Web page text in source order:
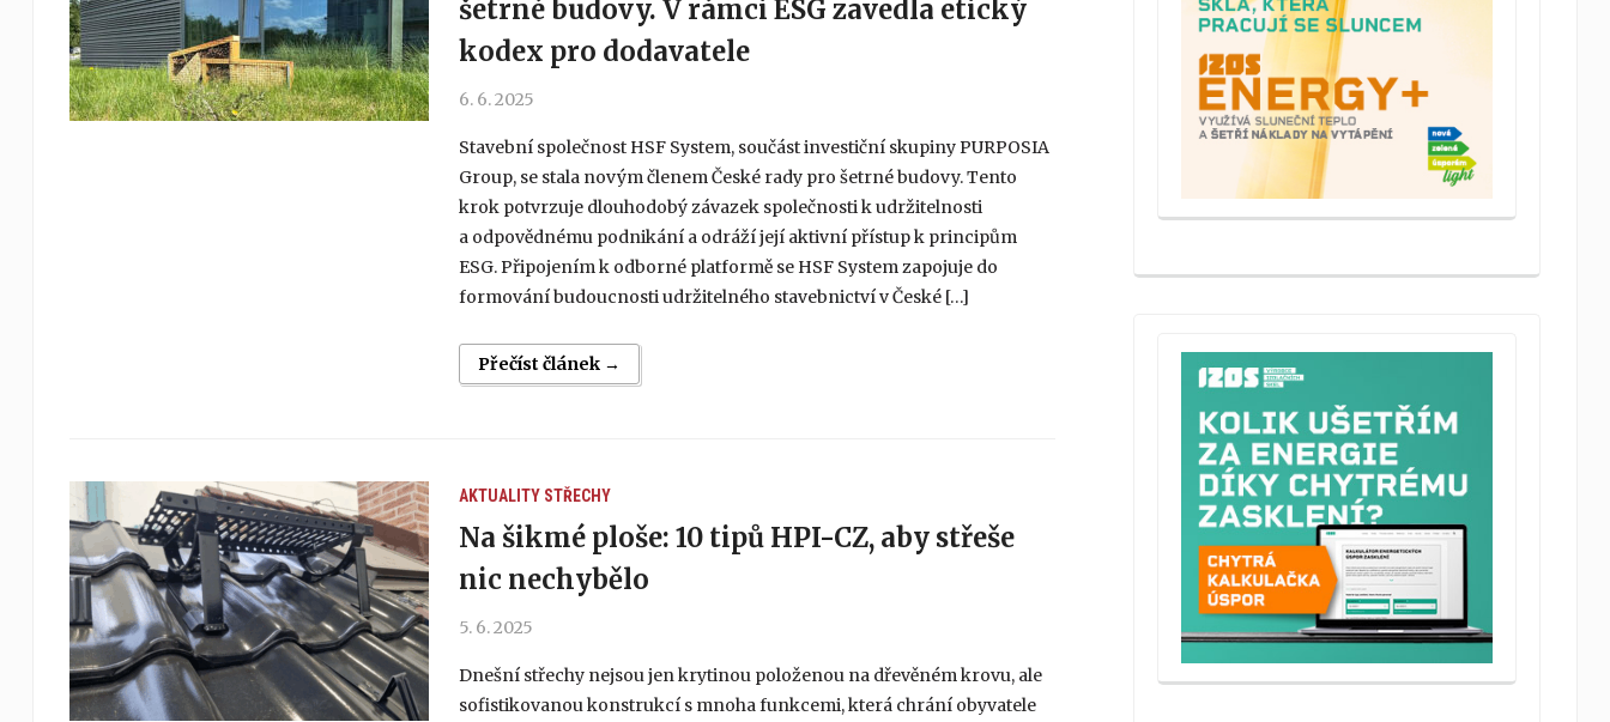
šetrné budovy. V rámci ESG zavedla etický
kodex pro dodavatele
6. 6. 2025
Stavební společnost HSF System, součást investiční skupiny PURPOSIA
Group, se stala novým členem České rady pro šetrné budovy. Tento
krok potvrzuje dlouhodobý závazek společnosti k udržitelnosti
a odpovědnému podnikání a odráží její aktivní přístup k principům
ESG. Připojením k odborné platformě se HSF System zapojuje do
formování budoucnosti udržitelného stavebnictví v České […]
Přečíst článek →
AKTUALITY STŘECHY
Na šikmé ploše: 10 tipů HPI-CZ, aby střeše
nic nechybělo
5. 6. 2025
Dnešní střechy nejsou jen krytinou položenou na dřevěném krovu, ale
sofistikovanou konstrukcí s mnoha funkcemi, která chrání obyvatele